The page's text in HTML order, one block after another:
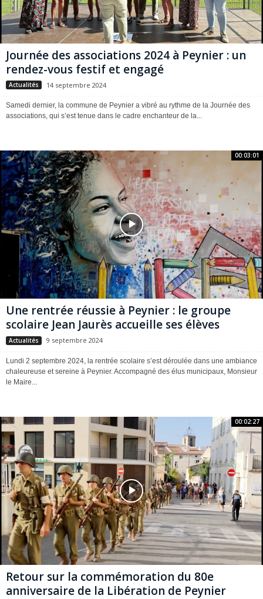
Journée des associations 2024 à Peynier : un
rendez-vous festif et engagé
Actualités 14 septembre 2024
Samedi dernier, la commune de Peynier a vibré au rythme de la Journée des
associations, qui s’est tenue dans le cadre enchanteur de la...
00:03:01
Une rentrée réussie à Peynier : le groupe
scolaire Jean Jaurès accueille ses élèves
Actualités 9 septembre 2024
Lundi 2 septembre 2024, la rentrée scolaire s’est déroulée dans une ambiance
chaleureuse et sereine à Peynier. Accompagné des élus municipaux, Monsieur
le Maire...
00:02:27
Retour sur la commémoration du 80e
anniversaire de la Libération de Peynier